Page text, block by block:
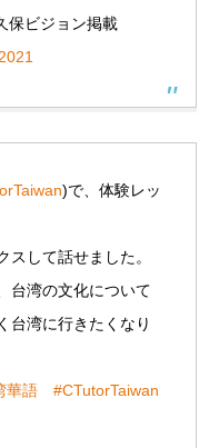
保ビジョン掲載
)で、体験レッ
して話せました。
台湾の文化について
台湾に行きたくなり
華語 #CTutorTaiwan